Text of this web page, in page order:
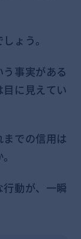
ょう。
事実がある
に見えてい
での信用は
行動が、一瞬